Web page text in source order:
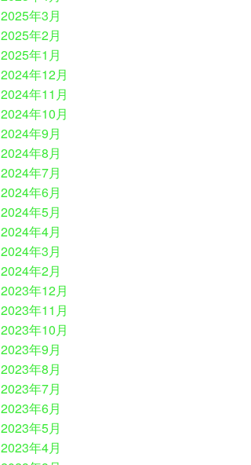
2025年3月
2025年2月
2025年1月
2024年12月
2024年11月
2024年10月
2024年9月
2024年8月
2024年7月
2024年6月
2024年5月
2024年4月
2024年3月
2024年2月
2023年12月
2023年11月
2023年10月
2023年9月
2023年8月
2023年7月
2023年6月
2023年5月
2023年4月